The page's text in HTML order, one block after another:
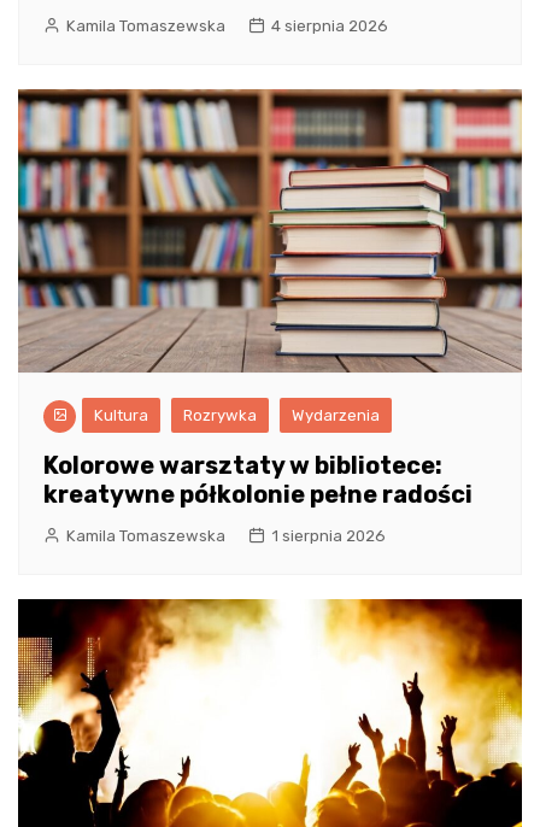
Kamila Tomaszewska 4 sierpnia 2026
Kultura Rozrywka Wydarzenia
Kolorowe warsztaty w bibliotece:
kreatywne półkolonie pełne radości
Kamila Tomaszewska 1 sierpnia 2026